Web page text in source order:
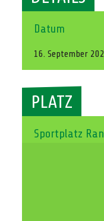
Datum
16. September
PLATZ
Sportplatz